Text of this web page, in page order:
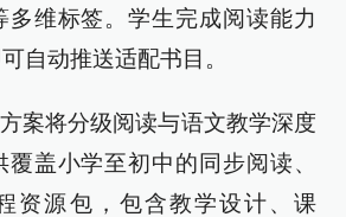
多维标签。学生完成阅读能力
自动推送适配书目。
案将分级阅读与语文教学深度
盖小学至初中的同步阅读、
资源包，包含教学设计、课